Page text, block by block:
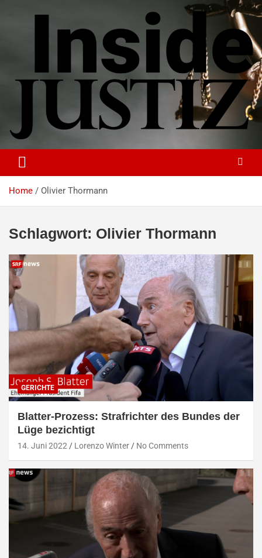
INSIDE-JUSTIZ
Home Olivier Thormann
Schlagwort: Olivier Thormann
GERICHTE
Blatter-Prozess: Strafrichter des Bundes der
Lüge bezichtigt
14. Juni 2022 Lorenzo Winter No Comments